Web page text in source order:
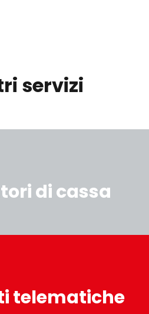
servizi
di cassa
telematiche